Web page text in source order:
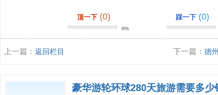
顶一下 (0)
0%
踩一下 (0)
上一篇： 返回栏目 下一篇：德
豪华游轮环球280天旅游需要多少